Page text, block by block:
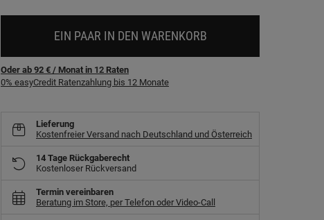
EIN PAAR IN DEN WARENKORB
Oder ab 92 € / Monat in 12 Raten
0% easyCredit Ratenzahlung bis 12 Monate
Lieferung
Kostenfreier Versand nach Deutschland und Österreich
14 Tage Rückgaberecht
Kostenloser Rückversand
Termin vereinbaren
Beratung im Store, per Telefon oder Video-Call